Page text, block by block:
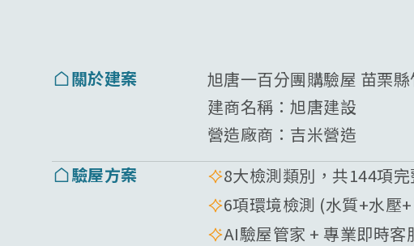
關於建案
旭唐一百分團購驗屋 苗栗
建商名稱： 旭唐建設
營造廠商： 吉米營造
驗屋方案
8大檢測類別，共144項
6項環境檢測 (水質+水壓
AI驗屋管家 + 專業即時客